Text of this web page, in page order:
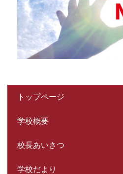
トップページ
学校概要
校長あいさつ
学校だより